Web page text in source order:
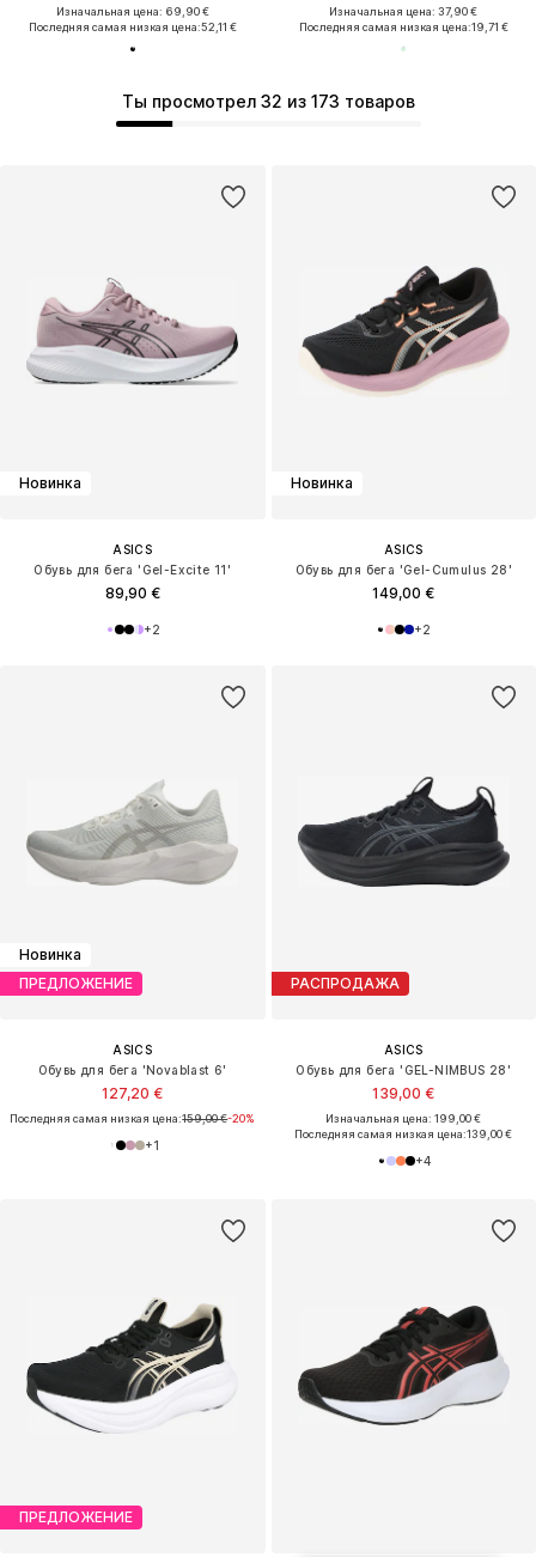
Ты просмотрел 32 из 173 товаров
Изначальная цена: 69,90 €
Последняя самая низкая цена:52,11 €
Изначальная цена: 37,90 €
Последняя самая низкая цена:19,71 €
Новинка
ASICS
Обувь для бега 'Gel-Excite 11'
89,90 €
+2
Новинка
ASICS
Обувь для бега 'Gel-Cumulus 28'
149,00 €
+2
Новинка
ПРЕДЛОЖЕНИЕ
ASICS
Обувь для бега 'Novablast 6'
127,20 €
Последняя самая низкая цена:159,00 €-20%
+1
РАСПРОДАЖА
ASICS
Обувь для бега 'GEL-NIMBUS 28'
139,00 €
Изначальная цена: 199,00 €
Последняя самая низкая цена:139,00 €
+4
ПРЕДЛОЖЕНИЕ